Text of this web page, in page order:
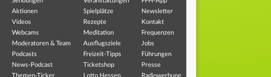
Aktionen
Videos
Webcams
Moderatoren & Team
Podcasts
News-Podcast
Spielplätze
Rezepte
Meditation
Ausflugsziele
Freizeit-Tipps
Ticketshop
Newsletter
Kontakt
Frequenzen
Jobs
Führungen
Presse